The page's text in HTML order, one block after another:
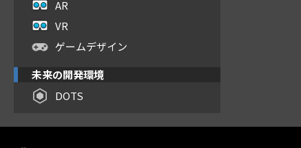
AR
VR
ゲームデザイン
未来の開発環境
DOTS